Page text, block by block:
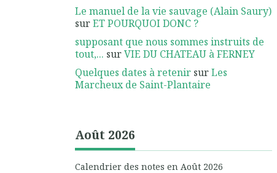
Le manuel de la vie sauvage (Alain Saury)
surET POURQUOI DONC ?
supposant que nous sommes instruits de
tout,... surVIE DU CHATEAU à FERNEY
Quelques dates à retenir surLes
Marcheux de Saint-Plantaire
Août 2026
Calendrier des notes en Août 2026